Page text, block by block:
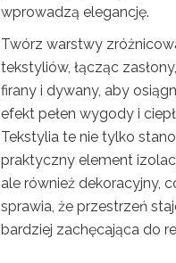
wprowadzą elegancję.
Twórz warstwy
tekstyliów, łącząc zasłony,
firany i dywany, aby
efekt pełen wygody i
Tekstylia te nie tylko
praktyczny element
ale również dekoracyjny,
sprawia, że przestrzeń
bardziej zachęcająca do